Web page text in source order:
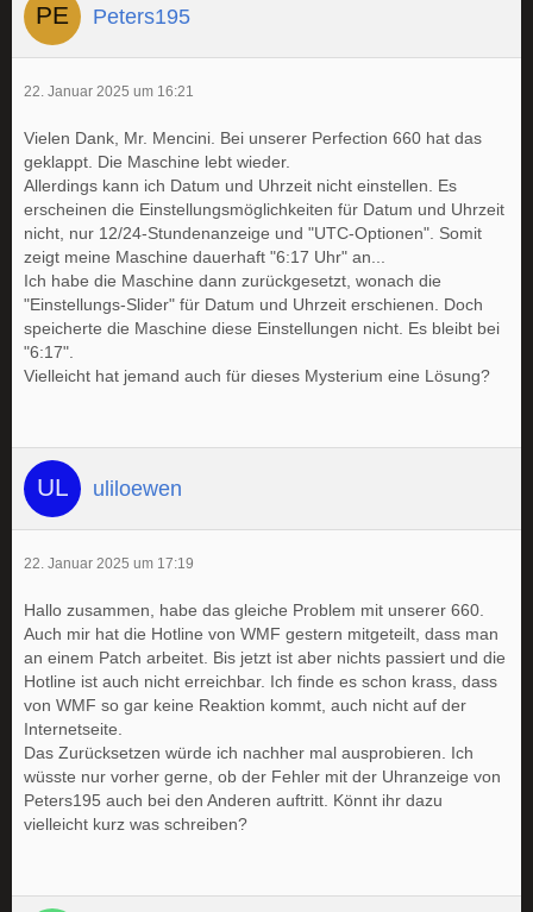
Peters195
22. Januar 2025 um 16:21
Vielen Dank, Mr. Mencini. Bei unserer Perfection 660 hat das
geklappt. Die Maschine lebt wieder.
Allerdings kann ich Datum und Uhrzeit nicht einstellen. Es
erscheinen die Einstellungsmöglichkeiten für Datum und Uhrzeit
nicht, nur 12/24-Stundenanzeige und "UTC-Optionen". Somit
zeigt meine Maschine dauerhaft "6:17 Uhr" an...
Ich habe die Maschine dann zurückgesetzt, wonach die
"Einstellungs-Slider" für Datum und Uhrzeit erschienen. Doch
speicherte die Maschine diese Einstellungen nicht. Es bleibt bei
"6:17".
Vielleicht hat jemand auch für dieses Mysterium eine Lösung?
uliloewen
22. Januar 2025 um 17:19
Hallo zusammen, habe das gleiche Problem mit unserer 660.
Auch mir hat die Hotline von WMF gestern mitgeteilt, dass man
an einem Patch arbeitet. Bis jetzt ist aber nichts passiert und die
Hotline ist auch nicht erreichbar. Ich finde es schon krass, dass
von WMF so gar keine Reaktion kommt, auch nicht auf der
Internetseite.
Das Zurücksetzen würde ich nachher mal ausprobieren. Ich
wüsste nur vorher gerne, ob der Fehler mit der Uhranzeige von
Peters195 auch bei den Anderen auftritt. Könnt ihr dazu
vielleicht kurz was schreiben?